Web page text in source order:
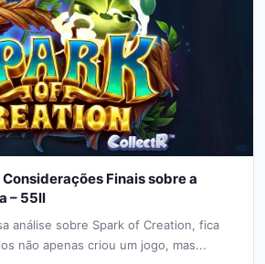
Finais sobre a
– 55ll
análise sobre Spark of Creation, fica
não apenas criou um jogo, mas...